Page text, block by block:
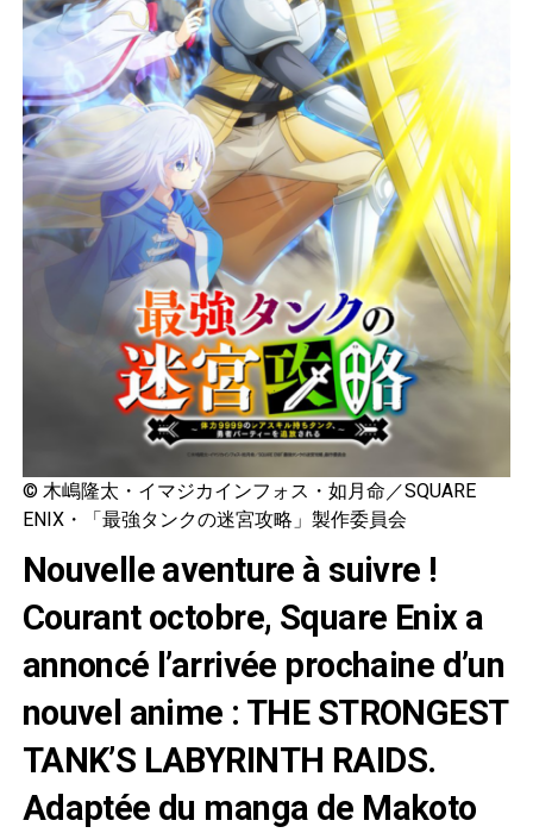
© 木嶋隆太・イマジカインフォス・如月命／SQUARE
ENIX・「最強タンクの迷宮攻略」製作委員会
Nouvelle aventure à suivre !
Courant octobre, Square Enix a
annoncé l’arrivée prochaine d’un
nouvel anime : THE STRONGEST
TANK’S LABYRINTH RAIDS.
Adaptée du manga de Makoto